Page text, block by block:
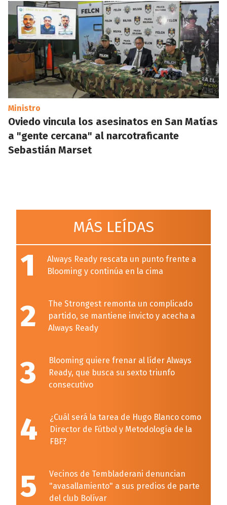
Ministro
Oviedo vincula los asesinatos en San Matías
a "gente cercana" al narcotraficante
Sebastián Marset
MÁS LEÍDAS
1
Always Ready rescata un punto frente a
Blooming y continúa en la cima
2
The Strongest remonta un complicado
partido, se mantiene invicto y acecha a
Always Ready
3
Blooming quiere frenar al líder Always
Ready, que busca su sexto triunfo
consecutivo
4
¿Cuál será la tarea de Hugo Blanco como
Director de Fútbol y Metodología de la
FBF?
5
Vecinos de Tembladerani denuncian
"avasallamiento" a sus predios de parte
del club Bolívar